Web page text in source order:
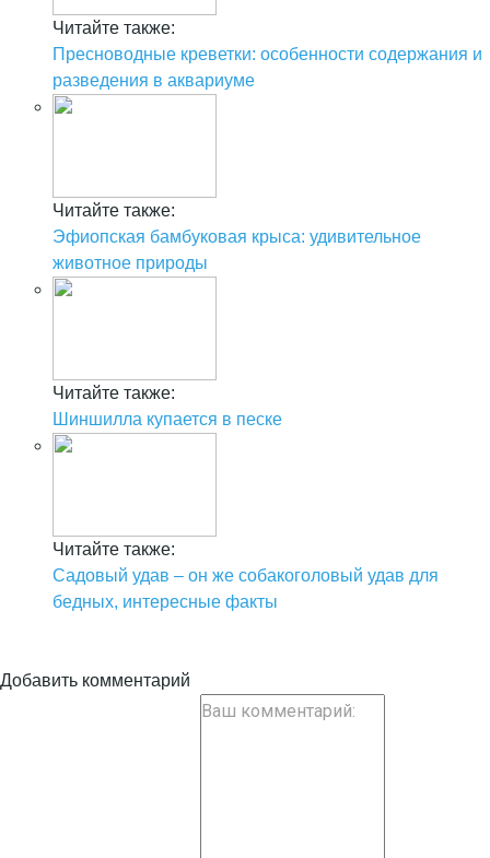
Читайте также:
Пресноводные креветки: особенности содержания и
разведения в аквариуме
Читайте также:
Эфиопская бамбуковая крыса: удивительное
животное природы
Читайте также:
Шиншилла купается в песке
Читайте также:
Садовый удав – он же собакоголовый удав для
бедных, интересные факты
Добавить комментарий